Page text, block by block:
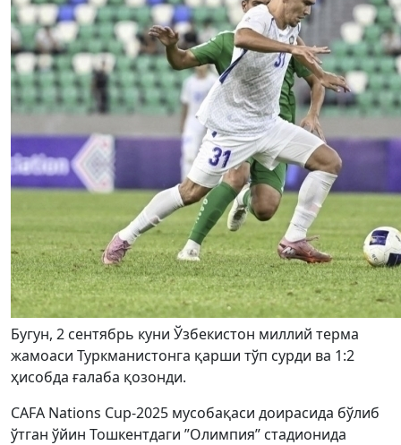
Бугун, 2 сентябрь куни Ўзбекистон миллий терма
жамоаси Туркманистонга қарши тўп сурди ва 1:2
ҳисобда ғалаба қозонди.
CAFA Nations Cup-2025 мусобақаси доирасида бўлиб
ўтган ўйин Тошкентдаги ”Олимпия” стадионида